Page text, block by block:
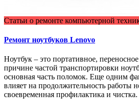
Статьи о ремонте компьютерной
Ремонт ноутбуков Lenovo
Ноутбук – это портативное,
причине частой транспортировки
основная часть поломок. Еще одним
влияет на продолжительность работы
своевременная профилактика и чистка.